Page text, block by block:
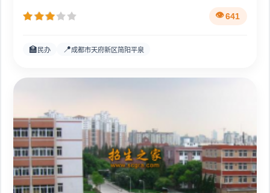
641
🏫 民办 📍成都市天府新区简阳平泉